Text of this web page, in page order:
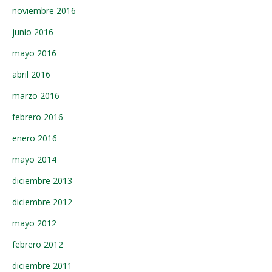
noviembre 2016
junio 2016
mayo 2016
abril 2016
marzo 2016
febrero 2016
enero 2016
mayo 2014
diciembre 2013
diciembre 2012
mayo 2012
febrero 2012
diciembre 2011